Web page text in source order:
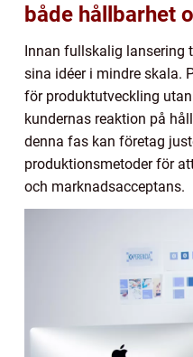
både hållbarhet
Innan fullskalig lansering
sina idéer i mindre skala.
för produktutveckling
kundernas reaktion på
denna fas kan företag
produktionsmetoder för
och marknadsacceptans.